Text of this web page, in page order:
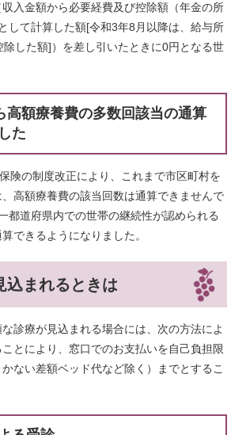
入金額から必要経費及び控除額（年金の所
して計算した額[令和3年8月以降は、給与所
した額]）を差し引いたときに0円となる世
高額療養費の多数回該当の通算
た
険の制度改正により、これまで市区町村を
高額療養費の該当回数は通算できませんで
都道府県内での世帯の継続性が認められる
できるようになりました。
込まれるときは
診療が見込まれる場合には、次の方法によ
とにより、窓口でのお支払いを自己負担限
ない差額ベッド代など除く）までとするこ